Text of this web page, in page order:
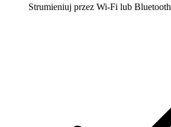
Strumieniuj przez Wi-Fi lub Bluetooth